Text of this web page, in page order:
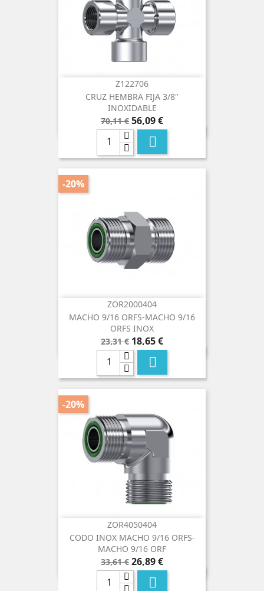
Z122706
CRUZ HEMBRA FIJA 3/8"
INOXIDABLE
Precio
base
70,11 € Precio
56,09 €

ZOR2000404
MACHO 9/16 ORFS-MACHO 9/16
ORFS INOX
Precio
base
23,31 € Precio
18,65 €

-20%
ZOR4050404
CODO INOX MACHO 9/16 ORFS-
MACHO 9/16 ORF
Precio
base
33,61 € Precio
26,89 €

-20%